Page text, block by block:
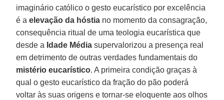
imaginário católico o gesto eucarístico por excelência
é aelevação da hóstia no momento da consagração,
consequência ritual de uma teologia eucarística que
desde a Idade Média supervalorizou a presença real
em detrimento de outras verdades fundamentais do
mistério eucarístico. A primeira condição graças à
qual o gesto eucarístico da fração do pão poderá
voltar às suas origens e tornar-se eloquente aos olhos